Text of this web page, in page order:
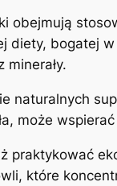
obejmują
diety, bogatej w
minerały.
naturalnych
może
praktykować
które